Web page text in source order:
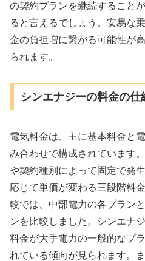
の契約プランを継続すること
ると言えるでしょう。安易な
金の負担増に繋がる可能性が
られます。
シンエナジーの料金の仕
電気料金は、主に基本料金と
み合わせで構成されています
や契約種別によって固定で発
応じて単価が変わる三段階料
較では、中部電力の各プラン
ンを比較しました。シンエナ
料金が大手電力の一般的なプ
れている傾向が見られます。